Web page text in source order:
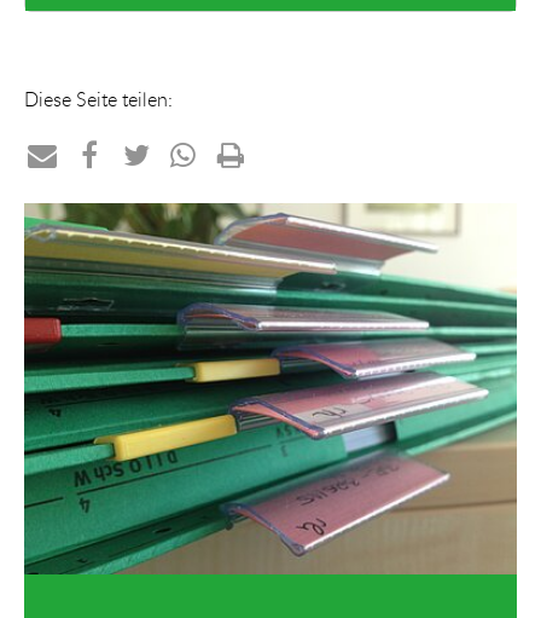
Diese Seite teilen:
per
E-
Mail
auf
Facebook
auf
Twitter
per
WhatsApp